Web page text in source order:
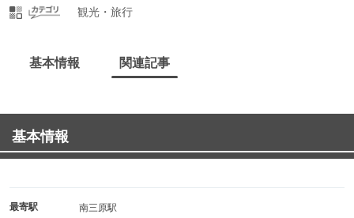
観光・旅行
基本情報 関連記事
基本情報
最寄駅 南三原駅